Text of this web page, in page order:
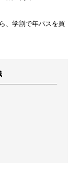
、学割で年パスを買